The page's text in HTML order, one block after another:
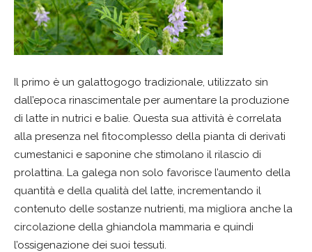
Il primo è un galattogogo tradizionale, utilizzato sin
dall’epoca rinascimentale per aumentare la produzione
di latte in nutrici e balie. Questa sua attività è correlata
alla presenza nel fitocomplesso della pianta di derivati
cumestanici e saponine che stimolano il rilascio di
prolattina. La galega non solo favorisce l’aumento della
quantità e della qualità del latte, incrementando il
contenuto delle sostanze nutrienti, ma migliora anche la
circolazione della ghiandola mammaria e quindi
l’ossigenazione dei suoi tessuti.